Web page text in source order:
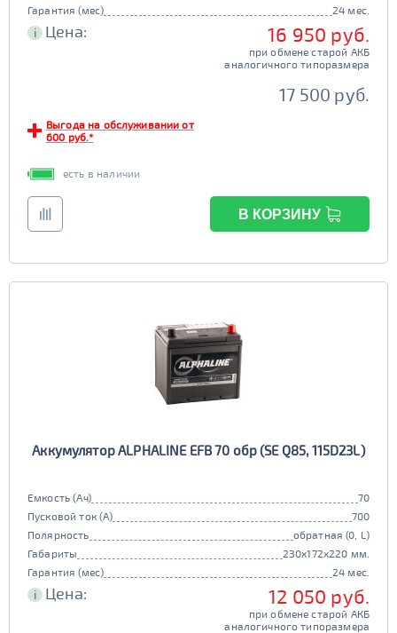
Гарантия (мес)
24 мес.
i Цена: 16 950 руб.
при обмене старой АКБ
аналогичного типоразмера
17 500 руб.
Выгода на обслуживании от
600 руб.*
есть в наличии
В КОРЗИНУ
Аккумулятор ALPHALINE EFB 70 обр (SE Q85, 115D23L)
Емкость (Ач)
70
Пусковой ток (А)
700
Полярность
обратная (0, L)
Габариты
230x172x220 мм.
Гарантия (мес)
24 мес.
i Цена: 12 050 руб.
при обмене старой АКБ
аналогичного типоразмера